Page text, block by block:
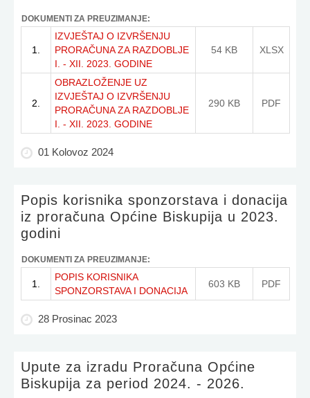
DOKUMENTI ZA PREUZIMANJE:
1.
IZVJEŠTAJ O IZVRŠENJU
PRORAČUNA ZA RAZDOBLJE
I. - XII. 2023. GODINE
54 KB XLSX
2.
OBRAZLOŽENJE UZ
IZVJEŠTAJ O IZVRŠENJU
PRORAČUNA ZA RAZDOBLJE
I. - XII. 2023. GODINE
290 KB PDF
01 Kolovoz 2024
Popis korisnika sponzorstava i donacija
iz proračuna Općine Biskupija u 2023.
godini
DOKUMENTI ZA PREUZIMANJE:
1.
POPIS KORISNIKA
SPONZORSTAVA I DONACIJA
603 KB PDF
28 Prosinac 2023
Upute za izradu Proračuna Općine
Biskupija za period 2024. - 2026.